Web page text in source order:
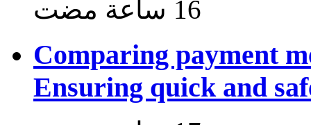
Comparing payment
Ensuring quick and